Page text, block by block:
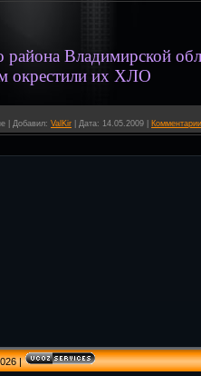
Владимирской
окрестили их ХЛО
Добавил: ValKir Дата: 14.05.2009
|